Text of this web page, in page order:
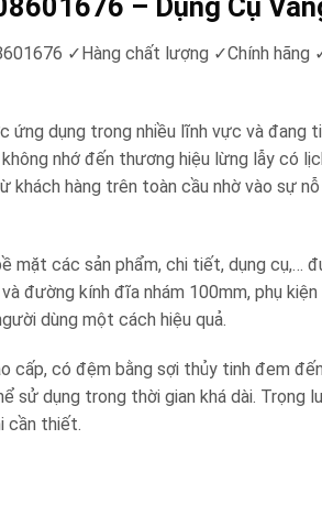
– Dụng Cụ
✓Hàng chất lượng ✓Chính hãng
dụng trong nhiều lĩnh vực và đang
nhớ đến thương hiệu lừng lẫy có
hàng trên toàn cầu nhờ vào sự
mặt các sản phẩm, chi tiết, dụng cụ,…
đường kính đĩa nhám 100mm, phụ
dùng một cách hiệu quả.
có đệm bằng sợi thủy tinh đem
sử dụng trong thời gian khá dài. Trọng
cần thiết.